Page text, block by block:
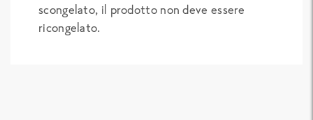
scongelato, il prodotto non deve essere
ricongelato.